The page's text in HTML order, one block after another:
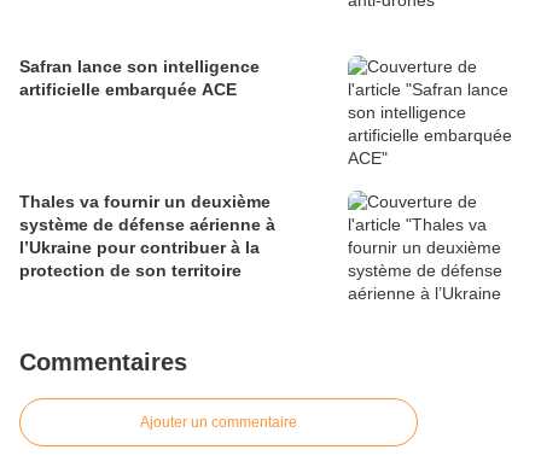
Safran lance son intelligence
artificielle embarquée ACE
Thales va fournir un deuxième
système de défense aérienne à
l’Ukraine pour contribuer à la
protection de son territoire
Commentaires
Ajouter un commentaire